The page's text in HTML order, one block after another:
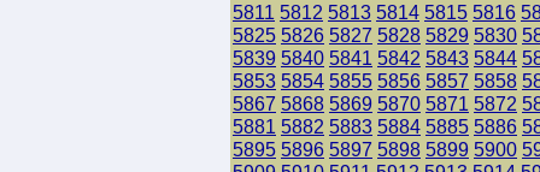
5811 5812 5813 5814 5815 5816
5825 5826 5827 5828 5829 5830
5839 5840 5841 5842 5843 5844
5853 5854 5855 5856 5857 5858
5867 5868 5869 5870 5871 5872
5881 5882 5883 5884 5885 5886
5895 5896 5897 5898 5899 5900